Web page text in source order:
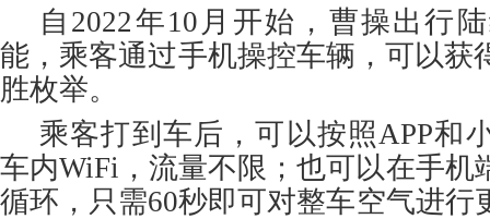
自2022年10月开始，曹操出行
能，乘客通过手机操控车辆，可以获
胜枚举。
乘客打到车后，可以按照APP和
车内WiFi，流量不限；也可以在手机
循环，只需60秒即可对整车空气进行